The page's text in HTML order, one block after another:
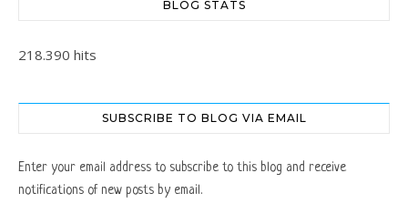
BLOG STATS
218.390 hits
SUBSCRIBE TO BLOG VIA EMAIL
Enter your email address to subscribe to this blog and receive
notifications of new posts by email.